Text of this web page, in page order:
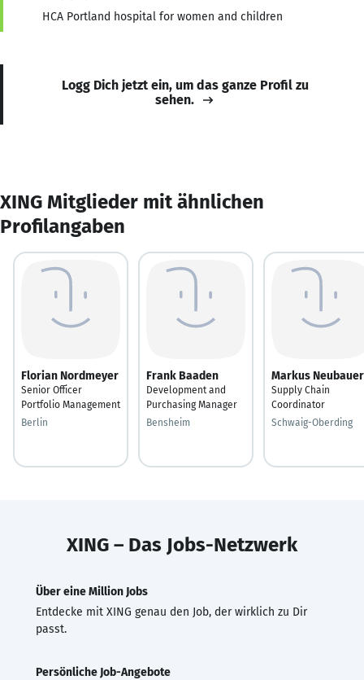
HCA Portland hospital for women and children
Logg Dich jetzt ein, um das ganze Profil zu
sehen.
XING Mitglieder mit ähnlichen
Profilangaben
Florian Nordmeyer
Senior Officer
Portfolio Management
Berlin
Frank Baaden
Development and
Purchasing Manager
Bensheim
Markus Neubauer
Supply Chain
Coordinator
Schwaig-Oberding
XING – Das Jobs-Netzwerk
Über eine Million Jobs
Entdecke mit XING genau den Job, der wirklich zu Dir
passt.
Persönliche Job-Angebote